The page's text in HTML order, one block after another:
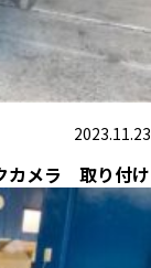
2023.11.23
メラ 取り付け